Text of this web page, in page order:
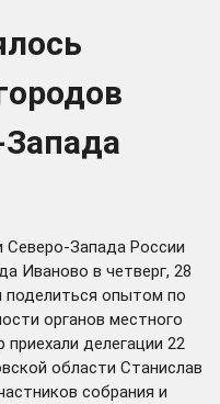
Запада России
Иваново в четверг, 28
поделиться опытом по
органов местного
делегации 22
области Станислав
собрания и